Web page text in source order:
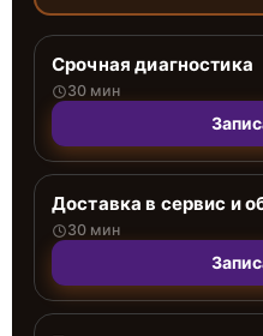
Срочная диагностика
30 мин
Доставка в сервис и
30 мин